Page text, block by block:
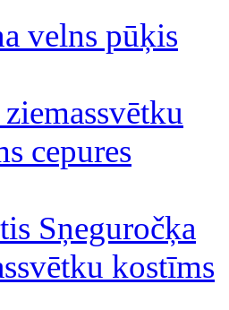
velns pūķis
cepures
Sņeguročķa
kostīms